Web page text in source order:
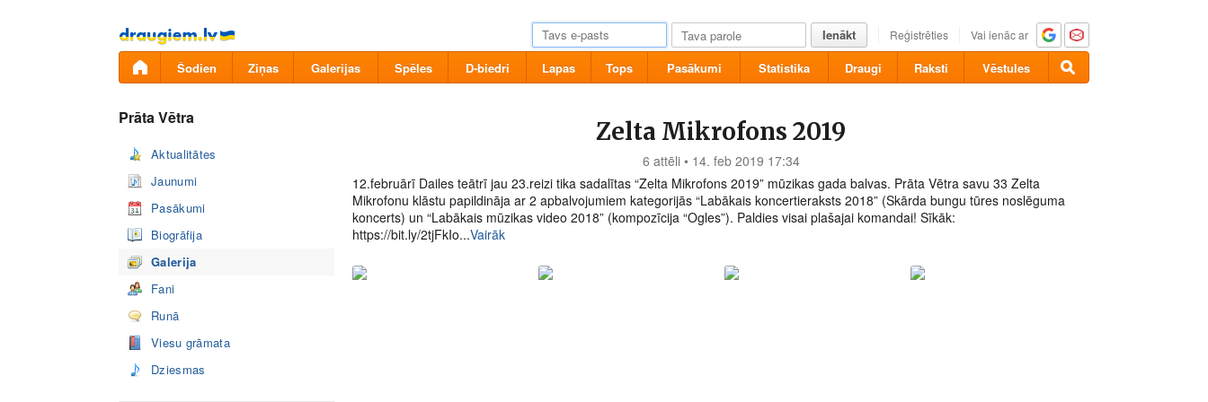
Pāriet
uz
saturu
Ienākt Reģistrēties Vai ienāc ar
Šodien Ziņas Galerijas Spēles D-biedri Lapas Tops Pasākumi Statistika Draugi Raksti Vēstules
Prāta Vētra
Aktualitātes
Jaunumi
Pasākumi
Biogrāfija
Galerija
Fani
Runā
Viesu grāmata
Dziesmas
Zelta Mikrofons 2019
6 attēli • 14. feb 2019 17:34
12.februārī Dailes teātrī jau 23.reizi tika sadalītas “Zelta Mikrofons 2019” mūzikas gada balvas. Prāta Vētra savu 33 Zelta
Mikrofonu klāstu papildināja ar 2 apbalvojumiem kategorijās “Labākais koncertieraksts 2018” (Skārda bungu tūres noslēguma
koncerts) un “Labākais mūzikas video 2018” (kompozīcija “Ogles”). Paldies visai plašajai komandai! Sīkāk:
https://bit.ly/2tjFkIo...Vairāk